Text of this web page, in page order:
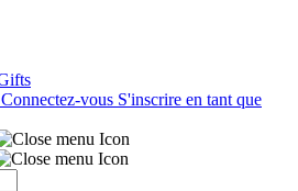
Connectez-vous S'inscrire en tant que